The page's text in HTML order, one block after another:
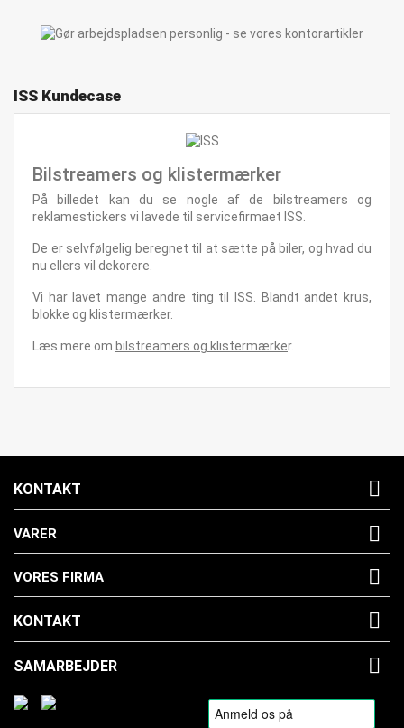
ISS Kundecase
Bilstreamers og klistermærker
På billedet kan du se nogle af de bilstreamers og
reklamestickers vi lavede til servicefirmaet ISS.
De er selvfølgelig beregnet til at sætte på biler, og hvad du
nu ellers vil dekorere.
Vi har lavet mange andre ting til ISS. Blandt andet krus,
blokke og klistermærker.
Læs mere om bilstreamers og klistermærker.
KONTAKT 
VARER 
VORES FIRMA 
KONTAKT 
SAMARBEJDER 